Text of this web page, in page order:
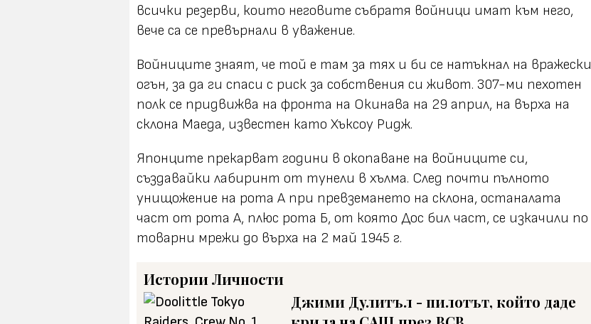
всички резерви, които неговите събратя войници имат към него,
вече са се превърнали в уважение.
Войниците знаят, че той е там за тях и би се натъкнал на вражески
огън, за да ги спаси с риск за собствения си живот. 307-ми пехотен
полк се придвижва на фронта на Окинава на 29 април, на върха на
склона Маеда, известен като Хъксоу Ридж.
Японците прекарват години в окопаване на войниците си,
създавайки лабиринт от тунели в хълма. След почти пълното
унищожение на рота А при превземането на склона, останалата
част от рота А, плюс рота Б, от която Дос бил част, се изкачили по
товарни мрежи до върха на 2 май 1945 г.
ИсторииЛичности
Джими Дулитъл - пилотът, който даде